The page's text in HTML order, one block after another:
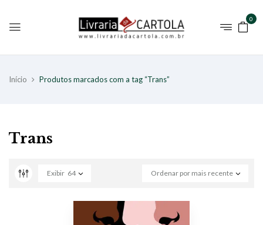
0
Início Produtos marcados com a tag “Trans”
Trans
Ordenar por mais recente
Exibir 64